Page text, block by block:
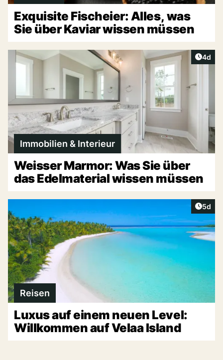
Exquisite Fischeier: Alles, was
Sie über Kaviar wissen müssen
4d
Immobilien & Interieur
Weisser Marmor: Was Sie über
das Edelmaterial wissen müssen
5d
Reisen
Luxus auf einem neuen Level:
Willkommen auf Velaa Island